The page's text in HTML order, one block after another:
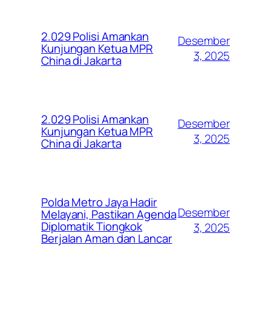
2.029 Polisi Amankan
Kunjungan Ketua MPR
China di Jakarta
Desember
3, 2025
2.029 Polisi Amankan
Kunjungan Ketua MPR
China di Jakarta
Desember
3, 2025
Polda Metro Jaya Hadir
Melayani, Pastikan Agenda
Diplomatik Tiongkok
Berjalan Aman dan Lancar
Desember
3, 2025